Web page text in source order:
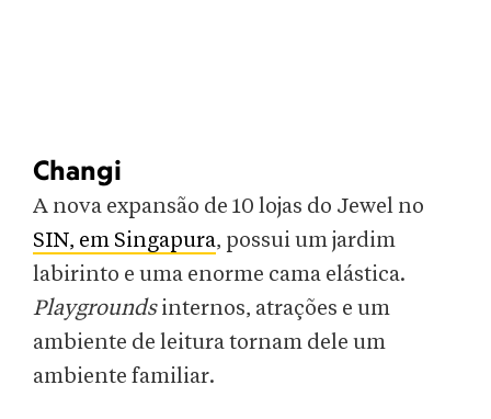
Changi
A nova expansão de 10 lojas do Jewel no
SIN, em Singapura, possui um jardim
labirinto e uma enorme cama elástica.
Playgroundsinternos, atrações e um
ambiente de leitura tornam dele um
ambiente familiar.